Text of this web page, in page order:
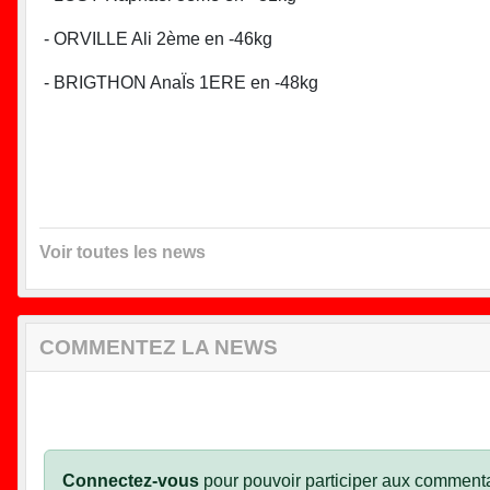
- ORVILLE Ali 2ème en -46kg
- BRIGTHON AnaÏs 1ERE en -48kg
Voir toutes les news
COMMENTEZ LA NEWS
Connectez-vous pour pouvoir participer aux